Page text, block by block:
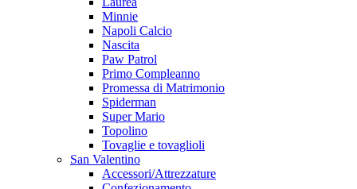
Minnie
Napoli Calcio
Nascita
Paw Patrol
Primo Compleanno
Promessa di Matrimonio
Spiderman
Super Mario
Topolino
Tovaglie e tovaglioli
San Valentino
Accessori/Attrezzature